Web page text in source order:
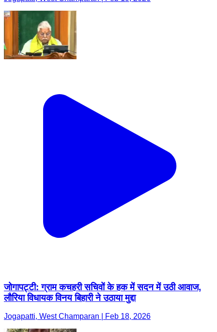
जोगापट्टी: ग्राम कचहरी सचिवों के हक में सदन में उठी आवाज,
लौरिया विधायक विनय बिहारी ने उठाया मुद्दा
Jogapatti, West Champaran | Feb 18, 2026